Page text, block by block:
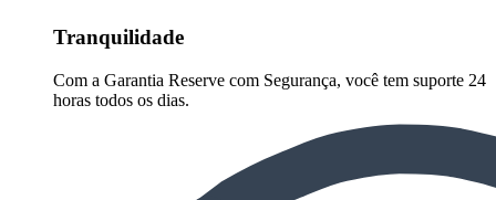
Tranquilidade
Com a Garantia Reserve com Segurança, você tem suporte 24
horas todos os dias.